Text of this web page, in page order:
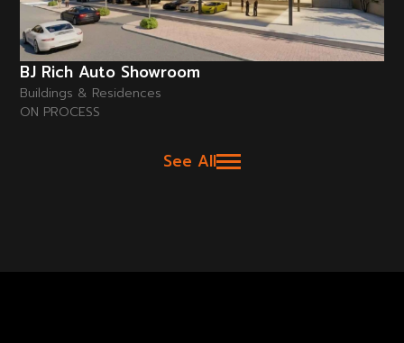
BJ Rich Auto Showroom
Buildings & Residences
ON PROCESS
See All